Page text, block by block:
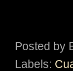
Posted by
Labels: